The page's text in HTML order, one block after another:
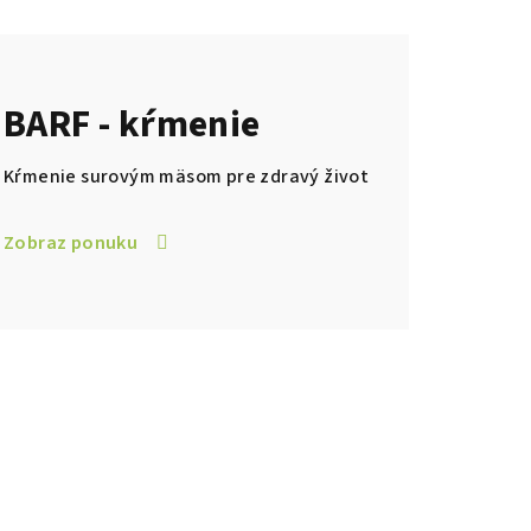
BARF - kŕmenie
Kŕmenie surovým mäsom pre zdravý život
Zobraz ponuku